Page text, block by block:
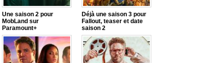
Une saison 2 pour
MobLand sur
Paramount+
Déjà une saison 3 pour
Fallout, teaser et date
saison 2